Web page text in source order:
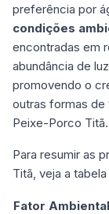
preferência por
condições
encontradas em
abundância de
promovendo o
outras formas de
Peixe-Porco Titã.
Para resumir as
Titã, veja a
Fator Ambiental